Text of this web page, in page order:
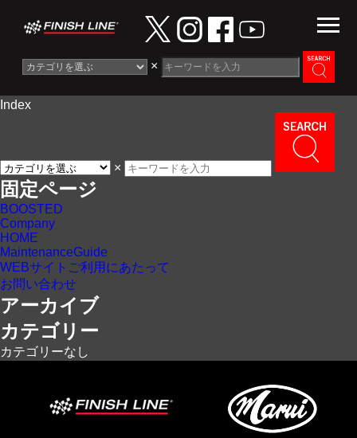
×
Information
Maintenance Guide
Contact
Index
×
固定ページ
BOOSTED
Company
HOME
MaintenanceGuide
WEBサイトご利用にあたって
お問い合わせ
アーカイブ
カテゴリー
カテゴリーなし